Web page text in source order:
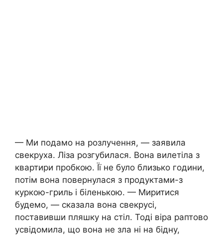
— Ми подамо на розлучення, — заявила
свекруха. Ліза розгубилася. Вона вилетіла з
квартири пробкою. Її не було близько години,
потім вона повернулася з продуктами-з
куркою-гриль і біленькою. — Миритися
будемо, — сказала вона свекрусі,
поставивши пляшку на стіл. Тоді віра раптово
усвідомила, що вона не зла ні на бідну,